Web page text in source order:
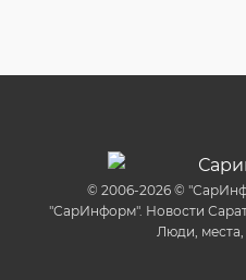
© 2006-2026 ©
"СарИнформ". Новости
Люди, места,